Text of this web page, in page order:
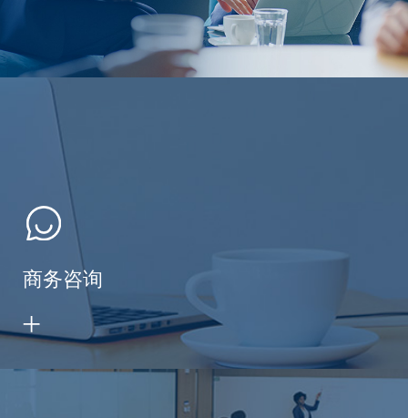
商务咨询